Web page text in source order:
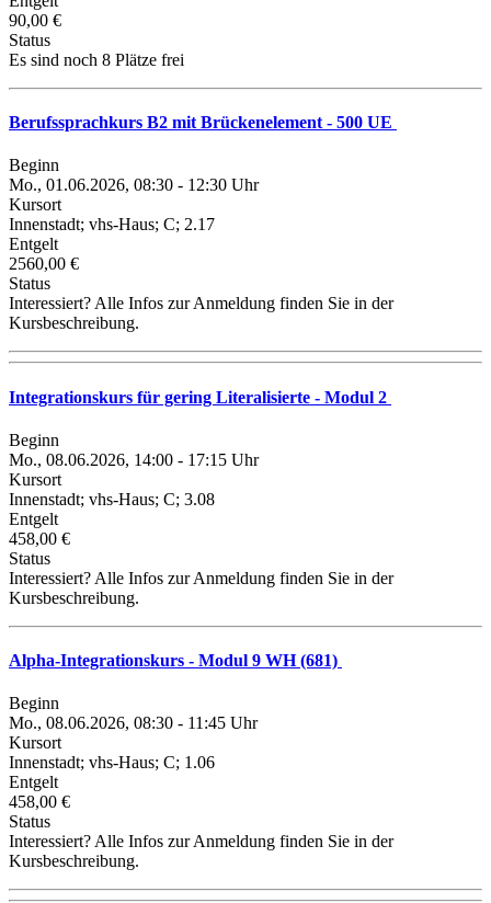
90,00 €
Status
Es sind noch 8 Plätze frei
Berufssprachkurs B2 mit Brückenelement - 500 UE
Beginn
Mo., 01.06.2026, 08:30 - 12:30 Uhr
Kursort
Innenstadt; vhs-Haus; C; 2.17
Entgelt
2560,00 €
Status
Interessiert? Alle Infos zur Anmeldung finden Sie in der
Kursbeschreibung.
Integrationskurs für gering Literalisierte - Modul 2
Beginn
Mo., 08.06.2026, 14:00 - 17:15 Uhr
Kursort
Innenstadt; vhs-Haus; C; 3.08
Entgelt
458,00 €
Status
Interessiert? Alle Infos zur Anmeldung finden Sie in der
Kursbeschreibung.
Alpha-Integrationskurs - Modul 9 WH (681)
Beginn
Mo., 08.06.2026, 08:30 - 11:45 Uhr
Kursort
Innenstadt; vhs-Haus; C; 1.06
Entgelt
458,00 €
Status
Interessiert? Alle Infos zur Anmeldung finden Sie in der
Kursbeschreibung.